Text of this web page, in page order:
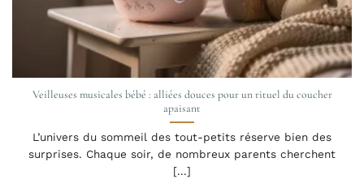
Veilleuses musicales bébé : alliées douces pour un rituel du coucher
apaisant
L’univers du sommeil des tout-petits réserve bien des
surprises. Chaque soir, de nombreux parents cherchent
[...]